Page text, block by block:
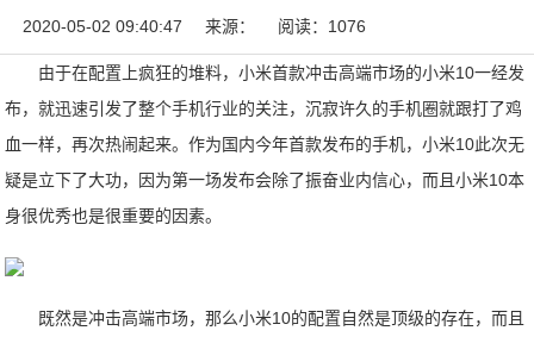
2020-05-02 09:40:47 来源： 阅读：1076
由于在配置上疯狂的堆料，小米首款冲击高端市场的小米10一经发
布，就迅速引发了整个手机行业的关注，沉寂许久的手机圈就跟打了鸡
血一样，再次热闹起来。作为国内今年首款发布的手机，小米10此次无
疑是立下了大功，因为第一场发布会除了振奋业内信心，而且小米10本
身很优秀也是很重要的因素。
既然是冲击高端市场，那么小米10的配置自然是顶级的存在，而且